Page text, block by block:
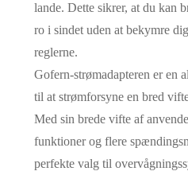
lande. Dette sikrer, at du kan
ro i sindet uden at bekymre
reglerne.
Gofern-strømadapteren er en
til at strømforsyne en bred
Med sin brede vifte af
funktioner og flere
perfekte valg til